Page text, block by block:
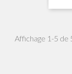
Affichage 1-5 de